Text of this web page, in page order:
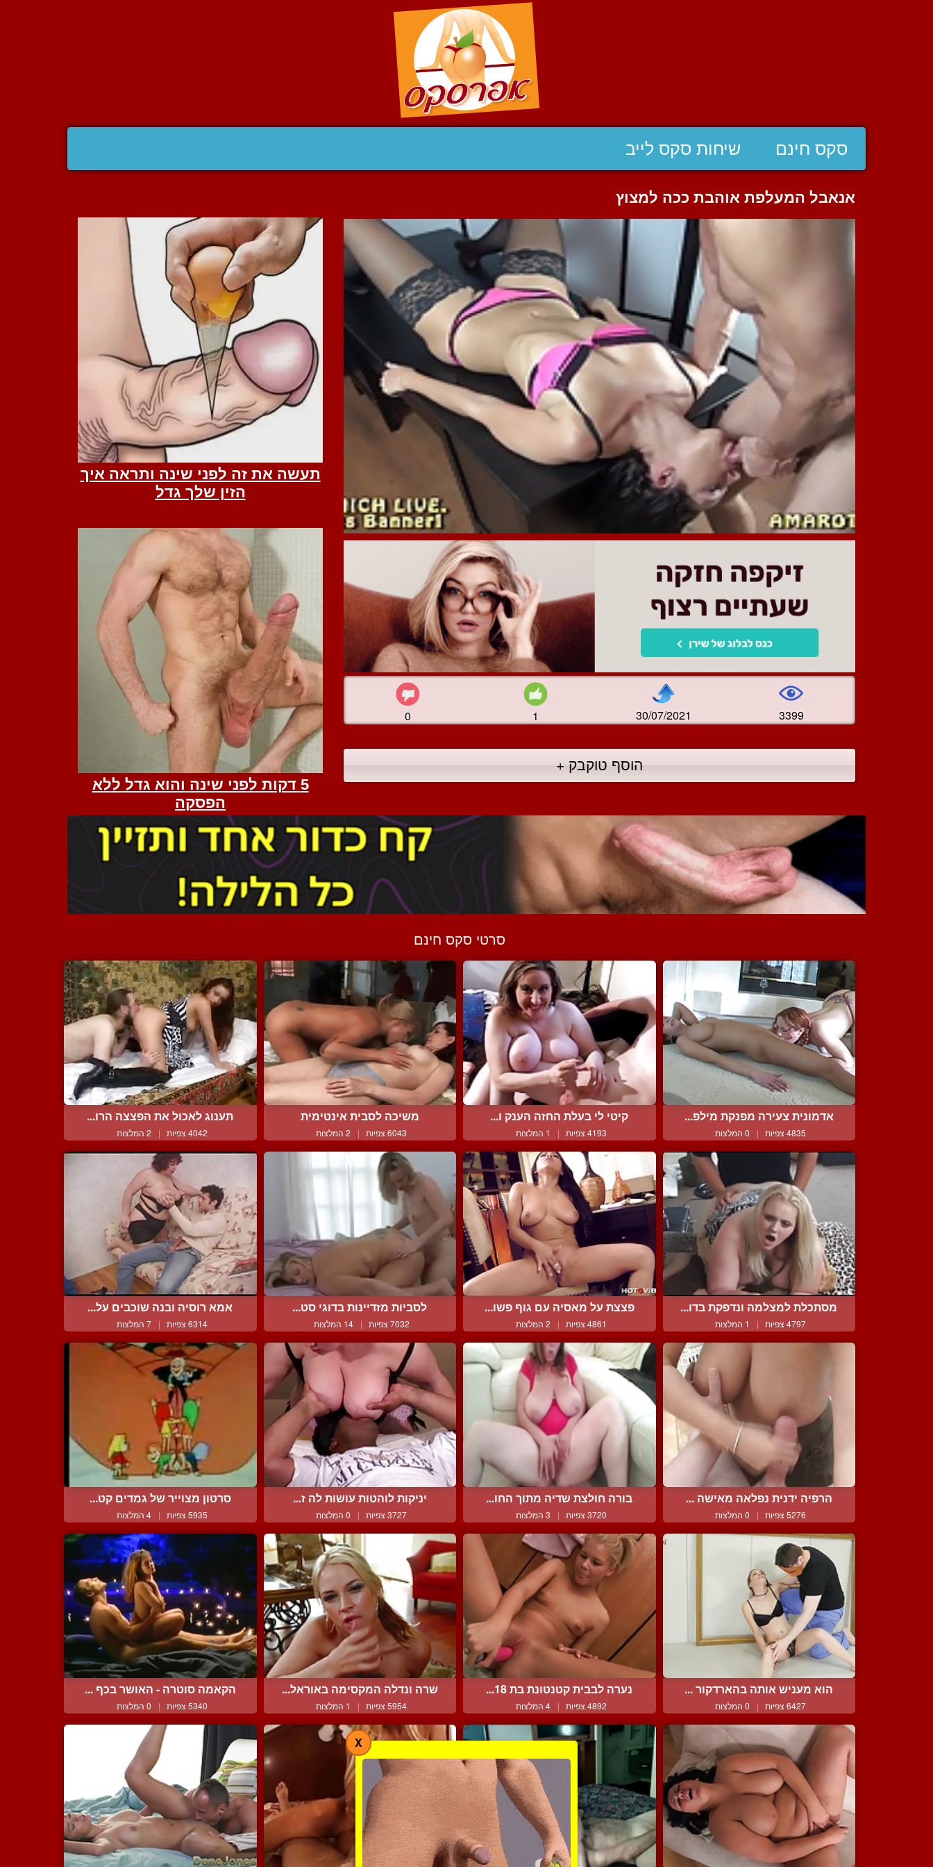
סקס חינם שיחות סקס לייב
אנאבל המעלפת אוהבת ככה למצוץ
0 1 30/07/2021 3399
הוסף טוקבק +
סרטי סקס חינם
אדמונית צעירה מפנקת מילפ...
4835 צפיות | 0 המלצות
קיטי לי בעלת החזה הענק ו...
4193 צפיות | 1 המלצות
משיכה לסבית אינטימית
6043 צפיות | 2 המלצות
תענוג לאכול את הפצצה הרו...
4042 צפיות | 2 המלצות
מסתכלת למצלמה ונדפקת בדו...
4797 צפיות | 1 המלצות
פצצת על מאסיה עם גוף פשו...
4861 צפיות | 2 המלצות
לסביות מזדיינות בדוגי סט...
7032 צפיות | 14 המלצות
אמא רוסיה ובנה שוכבים על...
6314 צפיות | 7 המלצות
הרפיה ידנית נפלאה מאישה ...
5276 צפיות | 0 המלצות
בורה חולצת שדיה מתוך החו...
3720 צפיות | 3 המלצות
יניקות לוהטות עושות לה ז...
3727 צפיות | 0 המלצות
סרטון מצוייר של גמדים קט...
5935 צפיות | 4 המלצות
הוא מעניש אותה בהארדקור ...
6427 צפיות | 0 המלצות
נערה לבבית קטנטונת בת 18...
4892 צפיות | 4 המלצות
שרה ונדלה המקסימה באוראל...
5954 צפיות | 1 המלצות
הקאמה סוטרה - האושר בכף ...
5340 צפיות | 0 המלצות
X